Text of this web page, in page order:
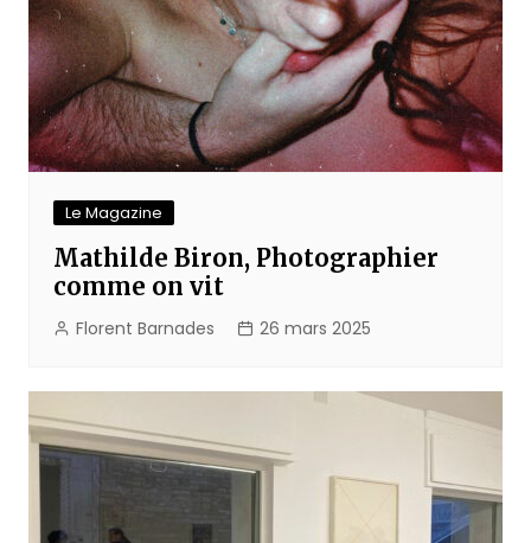
Le Magazine
Mathilde Biron, Photographier
comme on vit
Florent Barnades 26 mars 2025